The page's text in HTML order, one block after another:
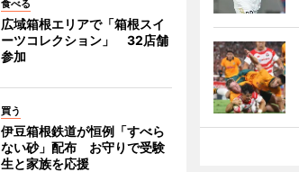
食べる
広域箱根エリアで「箱根スイ
ーツコレクション」 32店舗
参加
買う
伊豆箱根鉄道が恒例「すべら
ない砂」配布 お守りで受験
生と家族を応援